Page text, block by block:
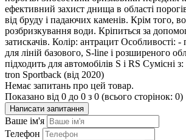
ефективний захист днища в області
від бруду і падаючих каменів. Крім того,
розбризкування води. Кріпиться за
затискачів. Колір: антрацит Особливості: -
для ліній базового, S-line і розширеного
підходить для автомобілів S і RS Сумісні
tron Sportback (від 2020)
Немає запитань про цей товар.
Показано від 0 до 0 з 0 (всього сторінок: 0)
Написати запитання
Ваше ім'я
Телефон